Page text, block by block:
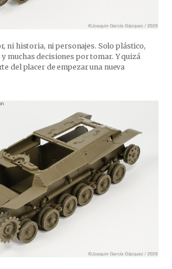
ni historia, ni personajes. Solo plástico,
y muchas decisiones por tomar. Y quizá
del placer de empezar una nueva